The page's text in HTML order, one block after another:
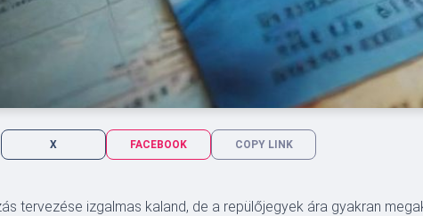
X FACEBOOK COPY LINK
tervezése izgalmas kaland, de a repülőjegyek ára gyakran